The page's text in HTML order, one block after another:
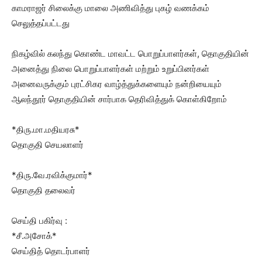
காமராஜர் சிலைக்கு மாலை அணிவித்து புகழ் வணக்கம்
செலுத்தப்பட்டது
நிகழ்வில் கலந்து கொண்ட மாவட்ட பொறுப்பாளர்கள், தொகுதியின்
அனைத்து நிலை பொறுப்பாளர்கள் மற்றும் உறுப்பினர்கள்
அனைவருக்கும் புரட்சிகர வாழ்த்துக்களையும் நன்றியையும்
ஆலந்தூர் தொகுதியின் சார்பாக தெரிவித்துக் கொள்கிறோம்
*திரு.மா.மதியரசு*
தொகுதி செயலாளர்
*திரு.வே.ரவிக்குமார்*
தொகுதி தலைவர்
செய்தி பகிர்வு :
*சீ.அசோக்*
செய்தித் தொடர்பாளர்